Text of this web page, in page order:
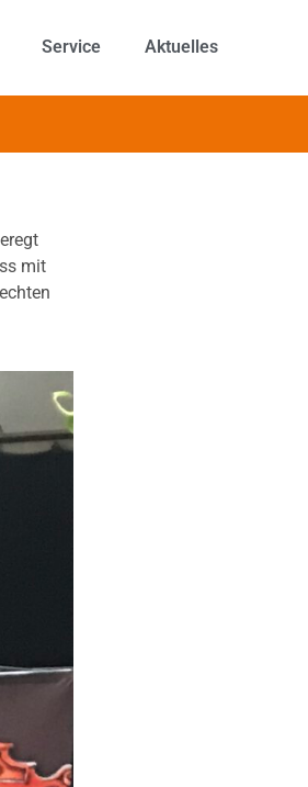
Service Aktuelles
mit